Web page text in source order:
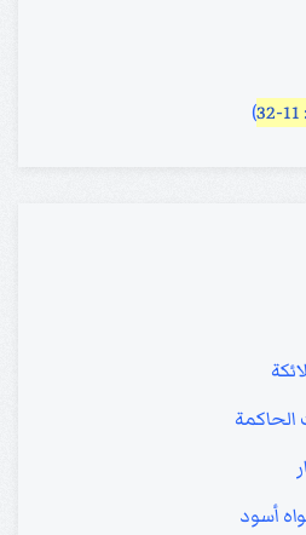
)
الحاكمة
أسود